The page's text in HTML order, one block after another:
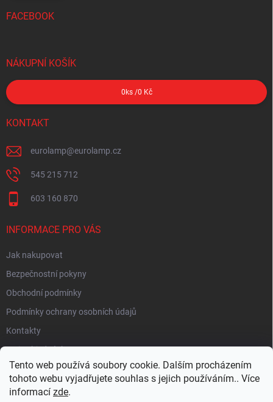
Tento web používá soubory cookie. Dalším procházením
tohoto webu vyjadřujete souhlas s jejich používáním.. Více
informací zde.
FACEBOOK
NÁKUPNÍ KOŠÍK
0 ks /0 Kč
KONTAKT
eurolamp@eurolamp.cz
545 215 712
603 160 870
INFORMACE PRO VÁS
Jak nakupovat
Bezpečnostní pokyny
Obchodní podmínky
Podmínky ochrany osobních údajů
Kontakty
Moje objednávka